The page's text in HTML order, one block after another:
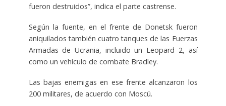
fueron destruidos”, indica el parte castrense.
Según la fuente, en el frente de Donetsk fueron
aniquilados también cuatro tanques de las Fuerzas
Armadas de Ucrania, incluido un Leopard 2, así
como un vehículo de combate Bradley.
Las bajas enemigas en ese frente alcanzaron los
200 militares, de acuerdo con Moscú.